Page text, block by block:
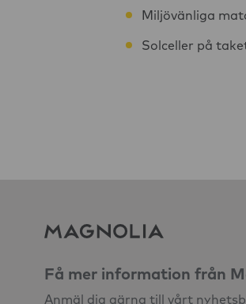
Miljövänliga
Solceller på
Få mer information från
Anmäl dig gärna till vårt